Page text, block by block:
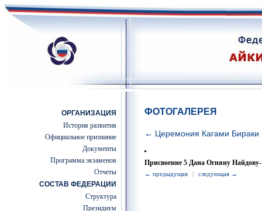
ОРГАНИЗАЦИЯ
История развития
Официальное признание
Документы
Программа экзаменов
Отчеты
СОСТАВ ФЕДЕРАЦИИ
Структура
Президиум
ФОТОГАЛЕРЕЯ
← Церемония Кагами Бираки
Присвоение 5 Дана Огняну
← предыдущая | следующая →